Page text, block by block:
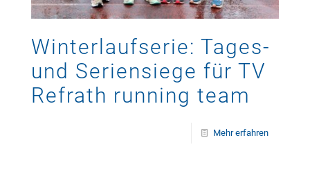
Winterlaufserie: Tages-
und Seriensiege für TV
Refrath running team
Mehr erfahren